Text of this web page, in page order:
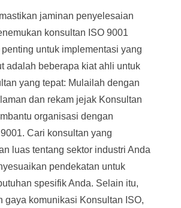
jaminan penyelesaian
konsultan ISO 9001
untuk implementasi yang
adalah beberapa kiat ahli untuk
yang tepat: Mulailah dengan
dan rekam jejak Konsultan
organisasi dengan
Cari konsultan yang
luas tentang sektor industri Anda
pendekatan untuk
spesifik Anda. Selain itu,
gaya komunikasi Konsultan ISO,